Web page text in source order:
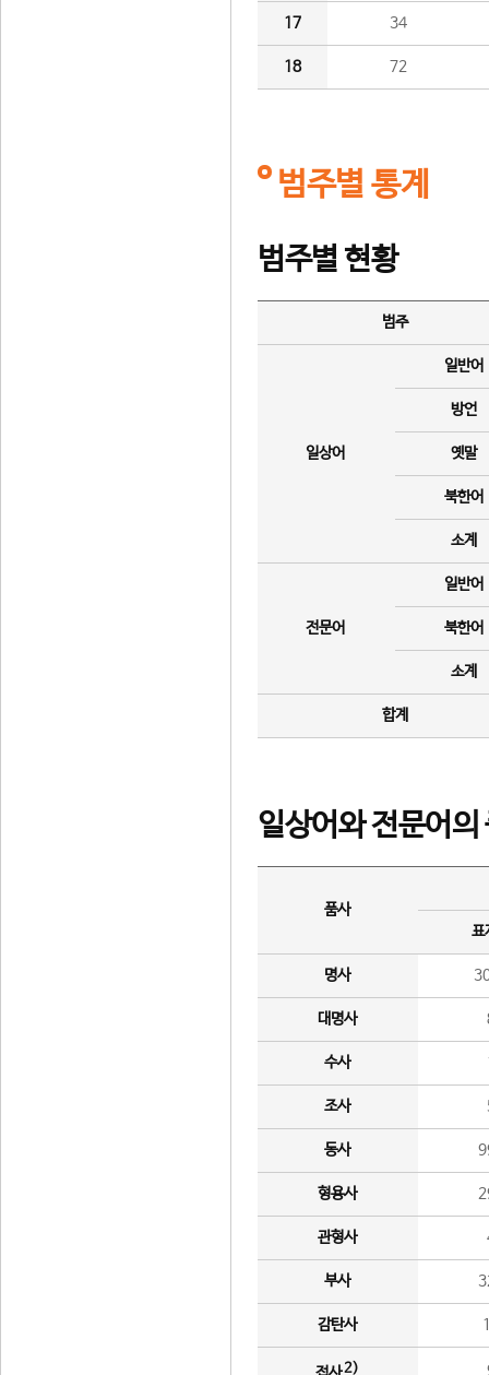
17 34
18 72
범주별 통계
범주별 현황
범주
일상어
일반어
방언
옛말
북한어
소계
전문어
일반어
북한어
소계
합계
일상어와 전문어의
품사
표
명사
대명사
수사
조사
동사
형용사
관형사
부사
감탄사
2)